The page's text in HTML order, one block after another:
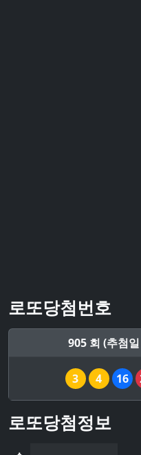
로또당첨번호
905 회 (추첨
3 4 16
로또당첨정보